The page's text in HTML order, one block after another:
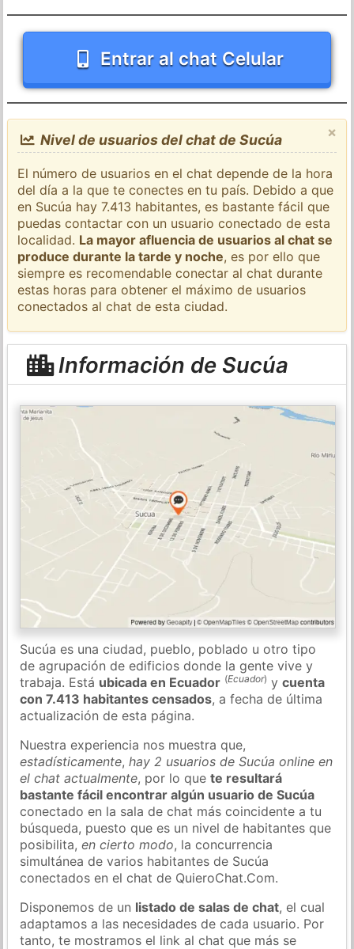
Entrar al chat Celular
×
Nivel de usuarios del chat de Sucúa
El número de usuarios en el chat depende de la hora
del día a la que te conectes en tu país. Debido a que
en Sucúa hay 7.413 habitantes, es bastante fácil que
puedas contactar con un usuario conectado de esta
localidad. La mayor afluencia de usuarios al chat se
produce durante la tarde y noche, es por ello que
siempre es recomendable conectar al chat durante
estas horas para obtener el máximo de usuarios
conectados al chat de esta ciudad.
Información de Sucúa
Sucúa es una ciudad, pueblo, poblado u otro tipo
de agrupación de edificios donde la gente vive y
trabaja. Está ubicada en Ecuador (Ecuador) ycuenta
con 7.413 habitantes censados, a fecha de última
actualización de esta página.
Nuestra experiencia nos muestra que,
estadísticamente,hay 2 usuarios de Sucúa online en
el chat actualmente, por lo quete resultará
bastante fácil encontrar algún usuario de Sucúa
conectado en la sala de chat más coincidente a tu
búsqueda, puesto que es un nivel de habitantes que
posibilita,en cierto modo, la concurrencia
simultánea de varios habitantes de Sucúa
conectados en el chat de QuieroChat.Com.
Disponemos de un listado de salas de chat, el cual
adaptamos a las necesidades de cada usuario. Por
tanto, te mostramos el link al chat que más se